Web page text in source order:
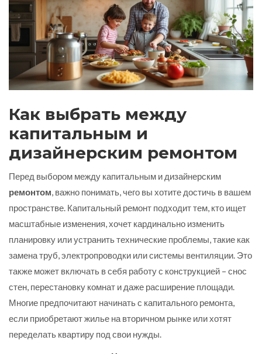
Как выбрать между
капитальным и
дизайнерским ремонтом
Перед выбором между капитальным и дизайнерским
ремонтом, важно понимать, чего вы хотите достичь в вашем
пространстве. Капитальный ремонт подходит тем, кто ищет
масштабные изменения, хочет кардинально изменить
планировку или устранить технические проблемы, такие как
замена труб, электропроводки или системы вентиляции. Это
также может включать в себя работу с конструкцией – снос
стен, перестановку комнат и даже расширение площади.
Многие предпочитают начинать с капитального ремонта,
если приобретают жилье на вторичном рынке или хотят
переделать квартиру под свои нужды.